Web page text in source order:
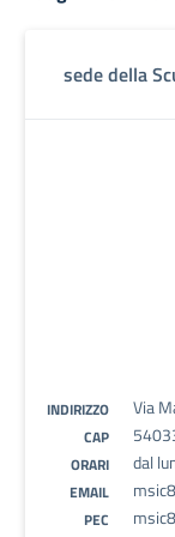
sede della
INDIRIZZO Via
CAP
ORARI dal
EMAIL
PEC